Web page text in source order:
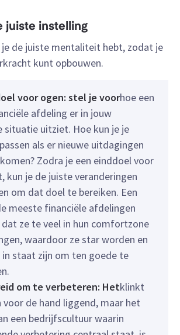
juiste instelling
de juiste mentaliteit hebt, zodat je
kunt opbouwen.
voor ogen: stel je voorhoe een
afdeling er in jouw
situatie uitziet. Hoe kun je je
als er nieuwe uitdagingen
Zodra je een einddoel voor
kun je de juiste veranderingen
om dat doel te bereiken. Een
meeste financiële afdelingen
dat ze te veel in hun comfortzone
waardoor ze star worden en
staat zijn om ten goede te
om te verbeteren: Hetklinkt
voor de hand liggend, maar het
een bedrijfscultuur waarin